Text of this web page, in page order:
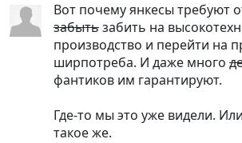
Вот почему янкесы требуют
забытьзабить на
производство и перейти на
ширпотреба. И даже много
фантиков им гарантируют.
Где-то мы это уже видели.
такое же.